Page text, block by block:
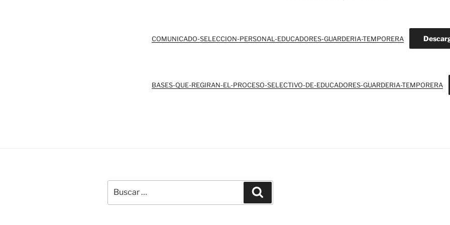
COMUNICADO-SELECCION-PERSONAL-EDUCADORES-GUARDERIA-TEMPORERA
BASES-QUE-REGIRAN-EL-PROCESO-SELECTIVO-DE-EDUCADORES-GUARDERIA-TEMPORERA
por: